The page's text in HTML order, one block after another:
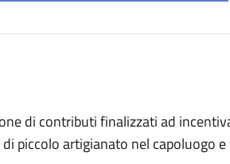
di contributi finalizzati ad
piccolo artigianato nel capoluogo